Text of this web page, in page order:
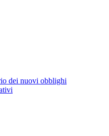
dei nuovi obblighi